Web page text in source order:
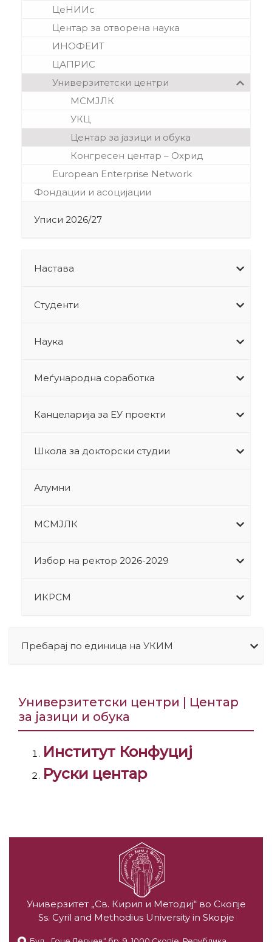
ЦеНИИс
Центар за отворена наука
ИНОФЕИТ
ЦАПРИС
Универзитетски центри
МСМЈЛК
УКЦ
Центар за јазици и обука
Конгресен центар – Охрид
European Enterprise Network
Фондации и асоцијации
Уписи 2026/27
Настава
Студенти
Наука
Меѓународна соработка
Канцеларија за ЕУ проекти
Школа за докторски студии
Алумни
МСМЈЛК
Избор на ректор 2026-2029
ИКРСМ
Пребарај по единица на УКИМ
Универзитетски центри | Центар
за јазици и обука
Институт Конфуциј
Руски центар
Универзитет „Св. Кирил и Методиј“ во Скопје
Ss. Cyril and Methodius University in Skopje